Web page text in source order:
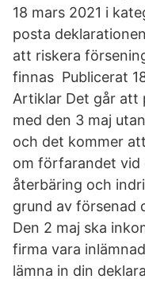
18 mars 2021 i
posta
att riskera
finnas Publicerat
Artiklar Det går att
med den 3 maj
och det kommer
om förfarandet vid
återbäring och
grund av försenad
Den 2 maj ska
firma vara
lämna in din